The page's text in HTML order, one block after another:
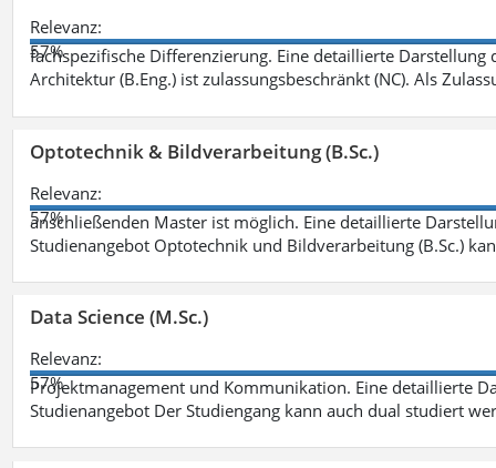
Relevanz:
57%
fachspezifische Differenzierung. Eine detaillierte
Architektur (B.Eng.) ist zulassungsbeschränkt (NC). Als
Optotechnik & Bildverarbeitung (B.Sc.)
Relevanz:
57%
anschließenden Master ist möglich. Eine detaillierte
Studienangebot Optotechnik und Bildverarbeitung (B.Sc.)
Data Science (M.Sc.)
Relevanz:
57%
Projektmanagement und Kommunikation. Eine detaillierte
Studienangebot Der Studiengang kann auch dual studiert